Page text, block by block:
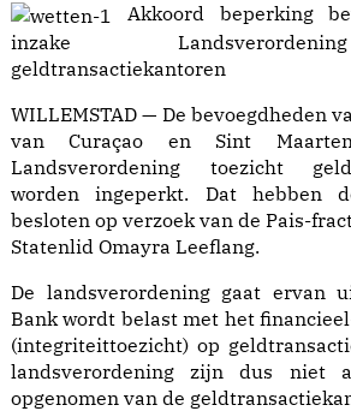
Akkoord beperking
inzake
geldtransactiekantoren
WILLEMSTAD — De bevoegdheden
van Curaçao en Sint
Landsverordening toezicht
worden ingeperkt. Dat hebben
besloten op verzoek van de Pais-
Statenlid Omayra Leeflang.
De landsverordening gaat ervan
Bank wordt belast met het
(integriteittoezicht) op
landsverordening zijn dus niet
opgenomen van de